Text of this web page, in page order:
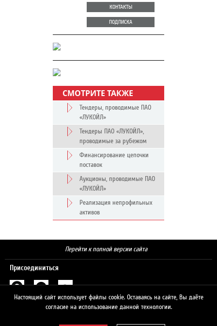
КОНТАКТЫ
ПОДПИСКА
СМОТРИТЕ ТАКЖЕ
Тендеры, проводимые ПАО
«ЛУКОЙЛ»
Тендеры ПАО «ЛУКОЙЛ»,
проводимые за рубежом
Финансирование цепочки
поставок
Аукционы, проводимые ПАО
«ЛУКОЙЛ»
Реализация непрофильных
активов
Перейти к полной версии сайта
Присоединиться
Настоящий сайт использует файлы cookie. Оставаясь на сайте, Вы даёте
согласие на использование данной технологии.